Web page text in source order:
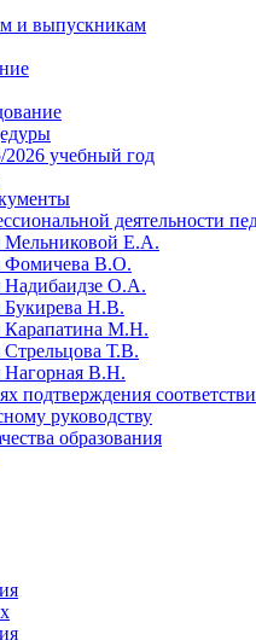
и выпускникам
учебный год
деятельности
Мельниковой Е.А.
Фомичева В.О.
Надибаидзе О.А.
Букирева Н.В.
Карапатина М.Н.
Стрельцова Т.В.
Нагорная В.Н.
подтверждения
руководству
образования